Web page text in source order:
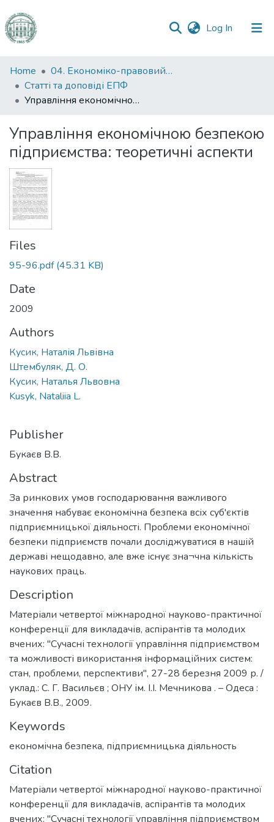
Log In (current)
Communities
&
Collections
Statistics
Home
04. Економіко-правовий факультет
Статті та доповіді ЕПФ
Управління економічною безпекою підприємства: теоретичні аспекти
Управління економічною безпекою
підприємства: теоретичні аспекти
Files
95-96.pdf(45.31 KB)
Date
2009
Authors
Кусик, Наталія Львівна
Штембуляк, Д. О.
Кусик, Наталья Львовна
Kusyk, Nataliia L.
Publisher
Букаєв В.В.
Abstract
За ринкових умов господарювання важливого
значення набуває економічна безпека всіх суб'єктів
підприємницької діяльності. Проблеми економічної
безпеки підприємств почали досліджуватися в нашій
державі нещодавно, але вже існує зна¬чна кількість
наукових праць.
Description
Матеріали четвертої міжнародної науково-практичної
конференції для викладачів, аспірантів та молодих
вчених: "Сучасні технології управління підприємством
та можливості використання інформаційних систем:
стан, проблеми, перспективи", 27-28 березня 2009 р. /
уклад.: С. Г. Васильєв ; ОНУ ім. І.І. Мечникова . – Одеса :
Букаєв В.В., 2009.
Keywords
економічна безпека, підприємницька діяльность
Citation
Матеріали четвертої міжнародної науково-практичної
конференції для викладачів, аспірантів та молодих
вчених: "Сучасні технології управління підприємством